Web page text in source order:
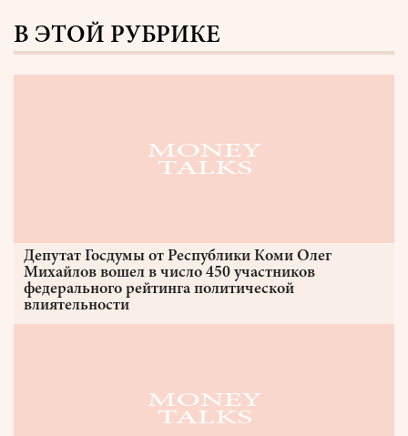
В ЭТОЙ РУБРИКЕ
Депутат Госдумы от Республики Коми Олег
Михайлов вошел в число 450 участников
федерального рейтинга политической
влиятельности